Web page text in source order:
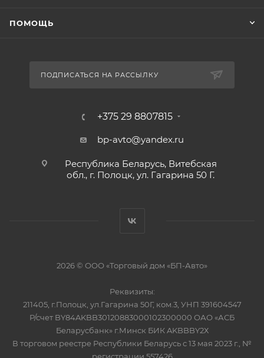
ПОМОЩЬ
ПОДПИСАТЬСЯ НА РАССЫЛКУ
+375 29 8807815
bp-avto@yandex.ru
Республика Беларусь, Витебская
обл., г. Полоцк, ул. Гагарина 50 Г.
2026 © ООО «Торговый дом «БП-Авто»
Реквизиты:
211405, г.Полоцк, ул.Гагарина 50Г, ком.3, УНП 391604547
Р/счет BY84AKBB30120883000102300000 ОАО «АСБ
Беларусбанк» г.Минск БИК AKBBBY2Х
В торговом реестре Республики Беларусь с 13 мая 2023 г., №